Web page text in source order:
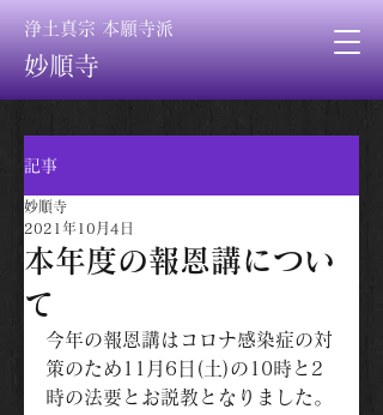
浄土真宗 本願寺派
妙順寺
記事
本年度の報恩講につい
て
妙順寺
2021年10月4日
今年の報恩講はコロナ感染症の対
策のため11月6日(土)の10時と2
時の法要とお説教となりました。